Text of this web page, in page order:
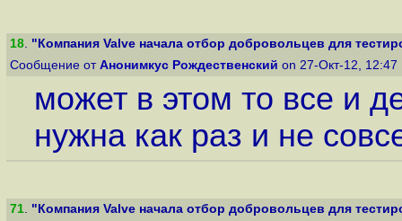
18. "Компания Valve начала отбор добровольцев для
Сообщение от Анонимкус Рождественский on 27-Окт-12, 12:47
может в этом то все и
нужна как раз и не
71. "Компания Valve начала отбор добровольцев для